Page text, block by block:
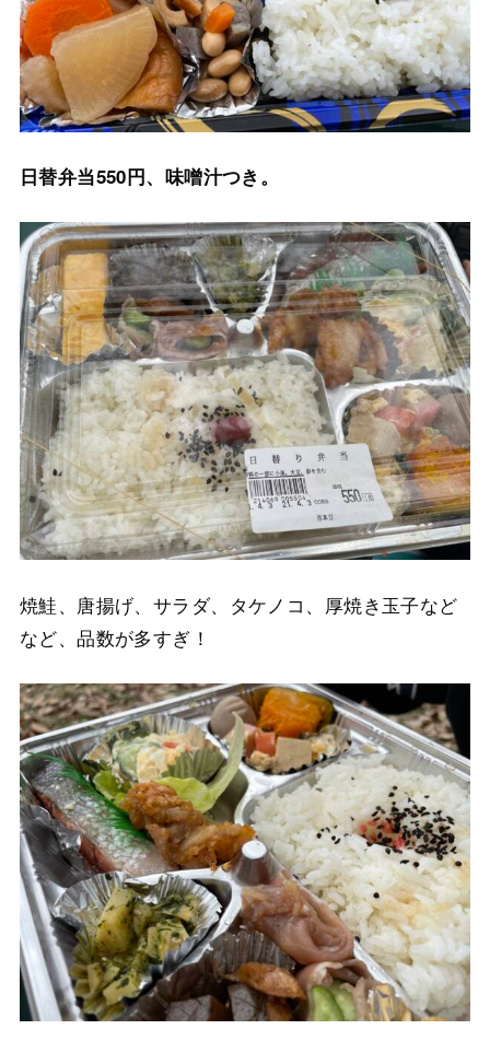
日替弁当550円、味噌汁つき。
焼鮭、唐揚げ、サラダ、タケノコ、厚焼き玉子など
など、品数が多すぎ！